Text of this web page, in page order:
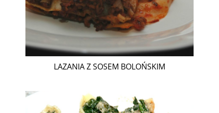
LAZANIA Z SOSEM BOLOŃSKIM